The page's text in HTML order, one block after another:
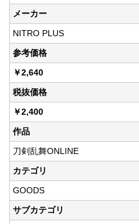
メーカー
NITRO PLUS
参考価格
￥2,640
税抜価格
￥2,400
作品
刀剣乱舞ONLINE
カテゴリ
GOODS
サブカテゴリ